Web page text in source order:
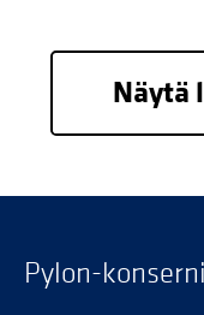
Näytä
Pylon-konserni